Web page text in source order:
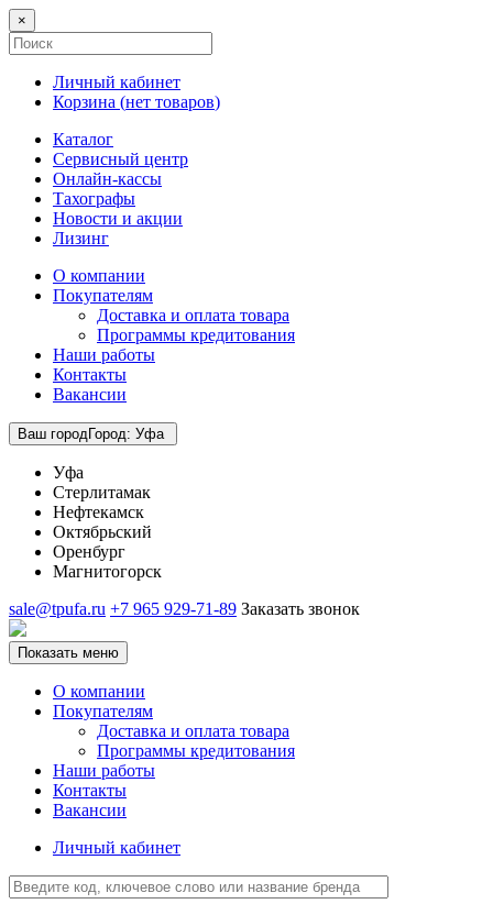
×
Личный кабинет
Корзина (нет товаров)
Каталог
Сервисный центр
Онлайн-кассы
Тахографы
Новости и акции
Лизинг
О компании
Покупателям
Доставка и оплата товара
Программы кредитования
Наши работы
Контакты
Вакансии
Ваш городГород: Уфа
Уфа
Стерлитамак
Нефтекамск
Октябрьский
Оренбург
Магнитогорск
sale@tpufa.ru +7 965 929-71-89 Заказать звонок
Показать меню
О компании
Покупателям
Доставка и оплата товара
Программы кредитования
Наши работы
Контакты
Вакансии
Личный кабинет